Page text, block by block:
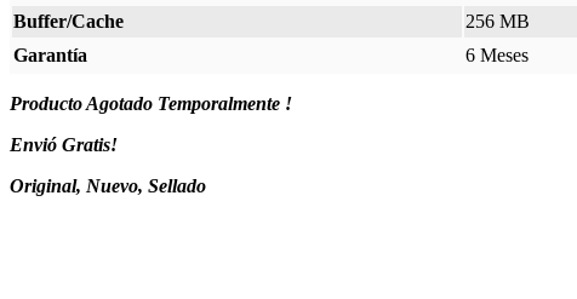
Buffer/Cache
256 MB
Garantía
6 Meses
Producto Agotado Temporalmente !
Envió Gratis!
Original, Nuevo, Sellado